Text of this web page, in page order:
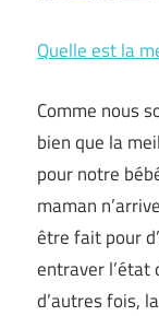
Quelle est la
Comme nous
bien que la
pour notre
maman
être fait pour
entraver l’état
d’autres fois,